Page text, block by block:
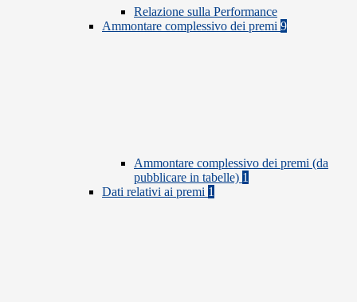
Relazione sulla Performance
Ammontare complessivo dei premi 9
Ammontare complessivo dei premi (da
pubblicare in tabelle) 1
Dati relativi ai premi 1